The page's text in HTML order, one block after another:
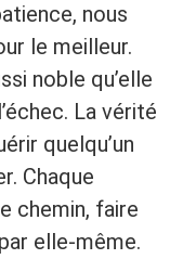
nous
le meilleur.
noble qu’elle
La vérité
quelqu’un
Chaque
chemin, faire
elle-même.